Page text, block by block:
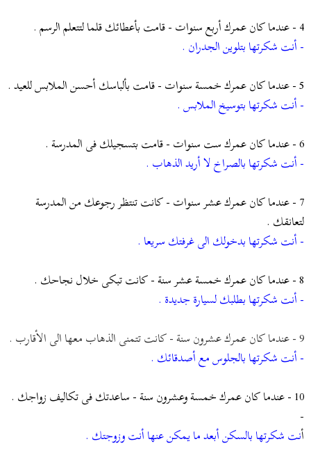
4 - عندما كان عمرك أربع سنوات - قامت بأعطائك قلما لتتعلم الرسم
.
- أنت شكرتها بتلوين الجدران .
5 - عندما كان عمرك خمسة سنوات - قامت بألباسك أحسن الملابس للعيد .
- أنت شكرتها بتوسيخ الملابس .
6 - عندما كان عمرك ست سنوات - قامت بتسجيلك فى المدرسة .
- أنت شكرتها بالصراخ لا أريد الذهاب .
7 - عندما كان عمرك عشر سنوات - كانت تنتظر رجوعك من المدرسة
لتعانقك .
- أنت شكرتها بدخولك الى غرفتك سريعا .
8 - عندما كان عمرك خمسة عشر سنة - كانت تبكى خلال نجاحك .
- أنت شكرتها بطلبك لسيارة جديدة .
9 - عندما كان عمرك عشرون سنة - كانت تتمنى الذهاب معها الى الأقارب .
- أنت شكرتها بالجلوس مع أصدقائك .
10 - عندما كان عمرك خمسة وعشرون سنة - ساعدتك فى تكاليف زواجك .
-
أنت شكرتها بالسكن أبعد ما يمكن عنها أنت وزوجتك .